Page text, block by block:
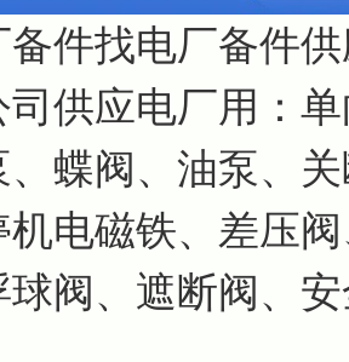
备件找电厂备件
司供应电厂用：
、蝶阀、油泵、
机电磁铁、差压
球阀、遮断阀、